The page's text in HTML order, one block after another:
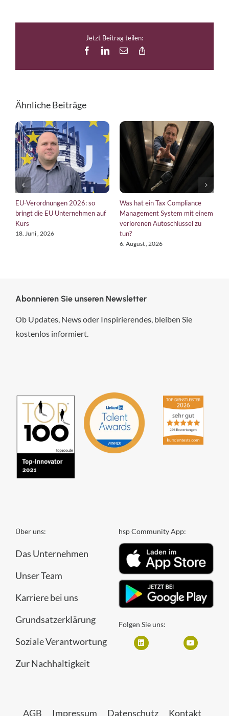
Jetzt Beitrag teilen:
FacebookLinkedIn
E-
Ähnliche Beiträge
EU-Verordnungen 2026: so
bringt die EU Unternehmen auf
Kurs
18. Juni , 2026
Was hat ein Tax Compliance
Management System mit einem
verlorenen Autoschlüssel zu
tun?
6. August , 2026
Abonnieren Sie unseren Newsletter
Ob Updates, News oder Inspirierendes, bleiben Sie
kostenlos informiert.
Über uns:
Das Unternehmen
Unser Team
Karriere bei uns
Grundsatzerklärung
Soziale Verantwortung
Zur Nachhaltigkeit
hsp Community App:
Folgen Sie uns:
AGB Impressum Datenschutz Kontakt